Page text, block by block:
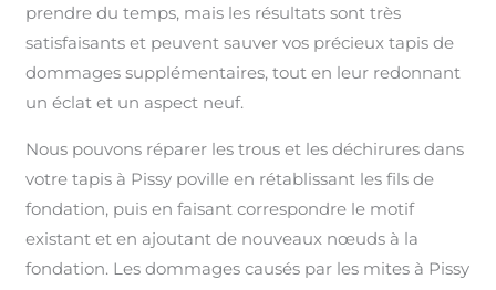
prendre du temps, mais les résultats sont très
satisfaisants et peuvent sauver vos précieux tapis de
dommages supplémentaires, tout en leur redonnant
un éclat et un aspect neuf.
Nous pouvons réparer les trous et les déchirures dans
votre tapis à Pissy poville en rétablissant les fils de
fondation, puis en faisant correspondre le motif
existant et en ajoutant de nouveaux nœuds à la
fondation. Les dommages causés par les mites à Pissy